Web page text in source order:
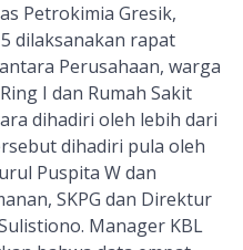
Petrokimia Gresik,
dilaksanakan rapat
Perusahaan, warga
I dan Rumah Sakit
dihadiri oleh lebih dari
dihadiri pula oleh
Puspita W dan
SKPG dan Direktur
Manager KBL